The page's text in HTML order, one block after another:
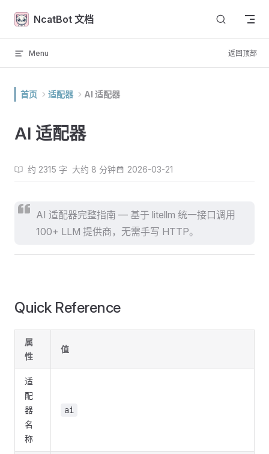
Skip to content
NcatBot 文档
Menu 返回顶部
首页 适配器 AI 适配器
AI 适配器
约 2315 字 大约 8 分钟 2026-03-21
AI 适配器完整指南 — 基于 litellm 统一接口调用
100+ LLM 提供商，无需手写 HTTP。
Quick Reference
属
性
值
适
配
器
名
称
ai